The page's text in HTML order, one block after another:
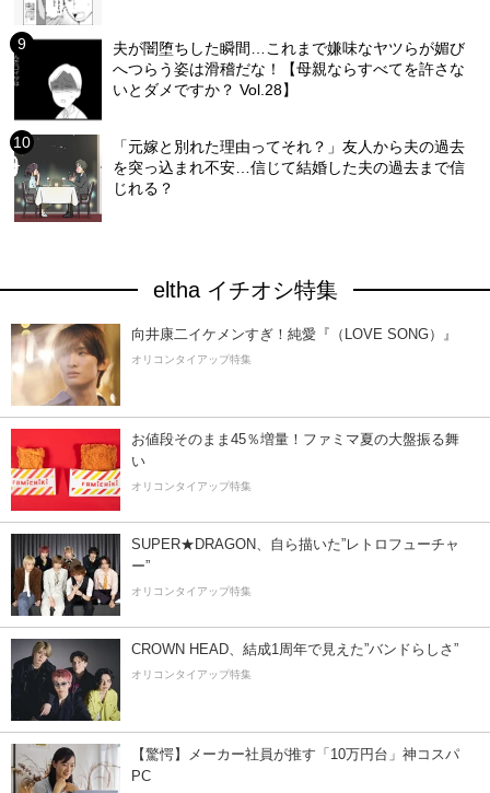
夫が闇堕ちした瞬間…これまで嫌味なヤツらが媚び
へつらう姿は滑稽だな！【母親ならすべてを許さな
いとダメですか？ Vol.28】
「元嫁と別れた理由ってそれ？」友人から夫の過去
を突っ込まれ不安…信じて結婚した夫の過去まで信
じれる？
eltha イチオシ特集
向井康二イケメンすぎ！純愛『（LOVE SONG）』
オリコンタイアップ特集
お値段そのまま45％増量！ファミマ夏の大盤振る舞
い
オリコンタイアップ特集
SUPER★DRAGON、自ら描いた”レトロフューチャ
ー”
オリコンタイアップ特集
CROWN HEAD、結成1周年で見えた”バンドらしさ”
オリコンタイアップ特集
【驚愕】メーカー社員が推す「10万円台」神コスパ
PC